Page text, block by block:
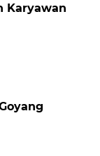
Karyawan